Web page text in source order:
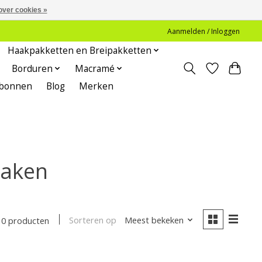
Aanmelden / Inloggen
Haakpakketten en Breipakketten
Borduren
Macramé
Blog Merken
0 producten Sorteren op Meest bekeken
cookies »